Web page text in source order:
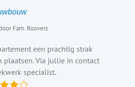
Fam. Roovers
een prachtig strak
plaatsen. Via jullie in contact
specialist.